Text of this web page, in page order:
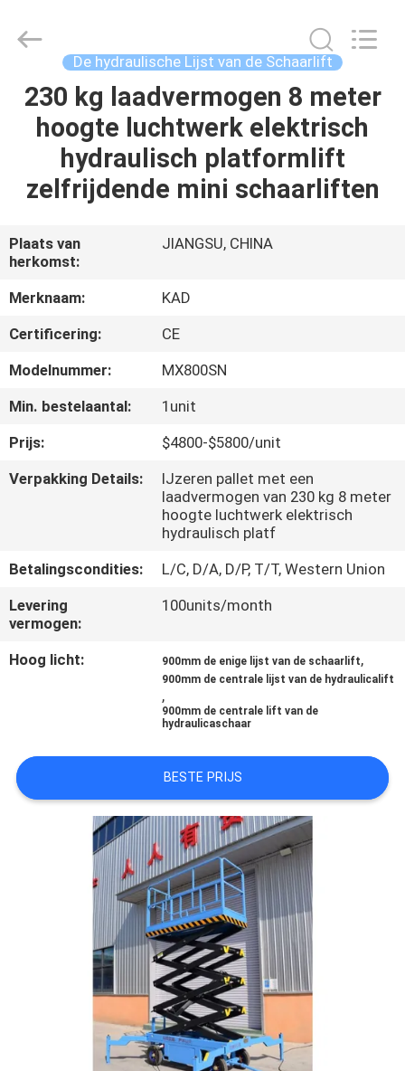
HUIS
PRODUCTEN
ONGEVEER
ONS
FABRIEKSREIS
KWALITEITSCONTROLE
CONTACTEER
NIEUWS
VERZOEK
OM EEN
PRIVACY
Co.,Ltd.
De hydraulische Lijst van de Schaarlift
230 kg laadvermogen 8 meter
hoogte luchtwerk elektrisch
hydraulisch platformlift
zelfrijdende mini schaarliften
Plaats van
herkomst:
JIANGSU, CHINA
Merknaam:
KAD
Certificering:
CE
Modelnummer:
MX800SN
Min. bestelaantal:
1unit
Prijs:
$4800-$5800/unit
Verpakking Details:
IJzeren pallet met een
laadvermogen van 230 kg 8 meter
hoogte luchtwerk elektrisch
hydraulisch platf
Betalingscondities:
L/C, D/A, D/P, T/T, Western Union
Levering
vermogen:
100units/month
Hoog licht: 900mm de enige lijst van de schaarlift,
900mm de centrale lijst van de hydraulicalift
,
900mm de centrale lift van de
hydraulicaschaar
BESTE PRIJS